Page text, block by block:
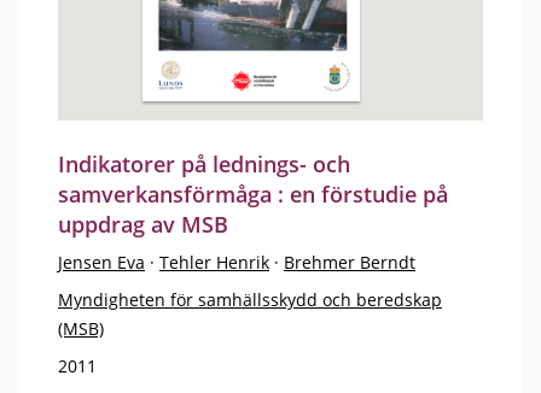
Indikatorer på lednings- och
samverkansförmåga : en förstudie på
uppdrag av MSB
Jensen Eva · Tehler Henrik · Brehmer Berndt
Myndigheten för samhällsskydd och beredskap
(MSB)
2011